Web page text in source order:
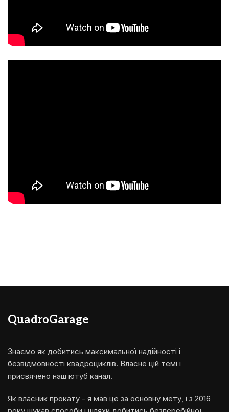
QuadroGarage
Знаємо як добитись максимальної надійності і
безвідмовності квадроциклів. Власне цій темі і
присвячено наш ютуб канал.
Як власник прокату - я мав це за основну мету, і з 2016